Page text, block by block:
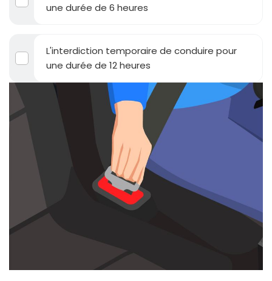
une durée de 6 heures
L'interdiction temporaire de conduire pour
une durée de 12 heures